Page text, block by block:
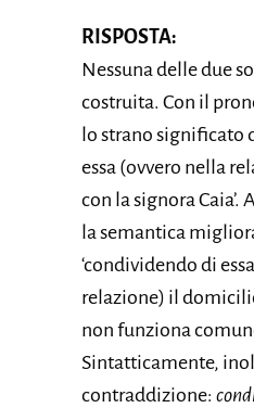
RISPOSTA:
Nessuna delle due
costruita. Con il
lo strano significato
essa (ovvero nella
con la signora Caia’.
la semantica
‘condividendo di
relazione) il
non funziona
Sintatticamente,
contraddizione: